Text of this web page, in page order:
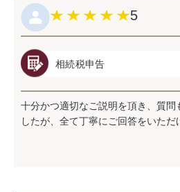
5
相続税申告
⼗分かつ適切なご説明を頂き、質問
したが、全て丁寧にご回答をいただ